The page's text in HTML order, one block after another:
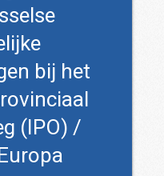
bij het
(IPO) /